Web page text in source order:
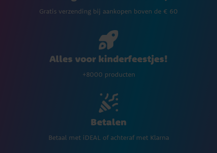
Gratis verzending bij aankopen boven de € 60
Alles voor kinderfeestjes!
+8000 producten
Betalen
Betaal met iDEAL of achteraf met Klarna